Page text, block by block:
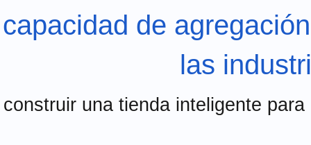
capacidad de
las
construir una tienda inteligente